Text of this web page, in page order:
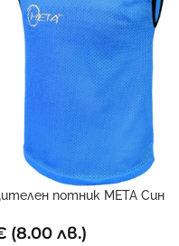
потник META Син
(8.00 лв.)